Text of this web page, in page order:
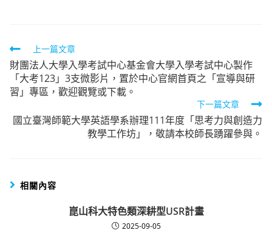
Read
more
articles
上一篇文章
財團法人大學入學考試中心基金會大學入學考試中心製作
「大考123」3支微影片，置於中心官網首頁之「宣導與研
習」專區，歡迎觀覽或下載。
下一篇文章
國立臺灣師範大學英語學系辦理111年度「思考力與創造力
教學工作坊」，敬請本校師長踴躍參與。
相關內容
崑山科大特色類深耕型USR計畫
2025-09-05